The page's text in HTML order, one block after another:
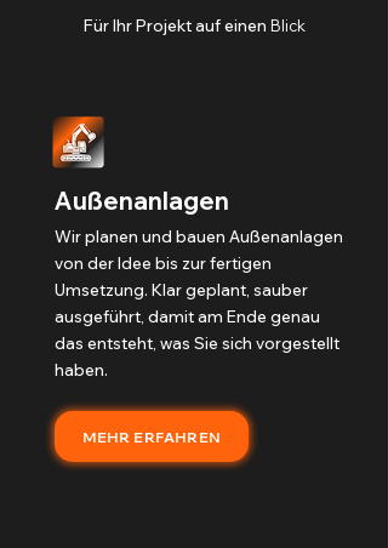
Für Ihr Projekt auf einen Blick
Außenanlagen
Wir planen und bauen Außenanlagen
von der Idee bis zur fertigen
Umsetzung. Klar geplant, sauber
ausgeführt, damit am Ende genau
das entsteht, was Sie sich vorgestellt
haben.
MEHR ERFAHREN